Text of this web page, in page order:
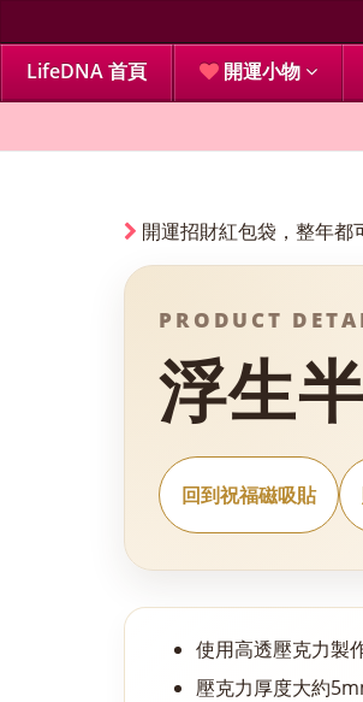
LifeDNA 首頁 開運小物
開運招財紅包袋，整年都
PRODUCT
浮生
回到祝福磁吸貼
使用高透壓克力製
壓克力厚度大約